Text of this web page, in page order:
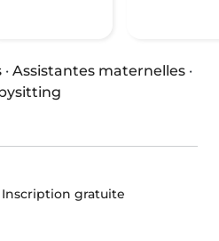
· Assistantes maternelles ·
Inscription gratuite